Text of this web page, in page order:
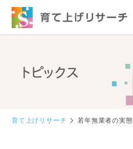
育て上げリサーチ 若年無業者の実態